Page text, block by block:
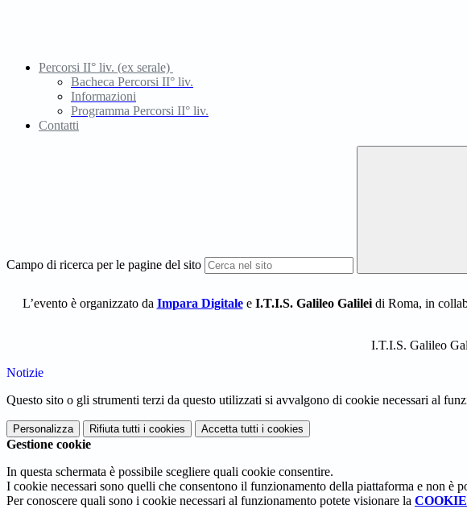
Percorsi II° liv. (ex serale)
Bacheca Percorsi II° liv.
Informazioni
Programma Percorsi II° liv.
Contatti
Campo di ricerca per le pagine del sito
L’evento è organizzato da Impara Digitale e I.T.I.S. Galileo Galilei di Roma, in
I.T.I.S. Galileo
Notizie
Questo sito o gli strumenti terzi da questo utilizzati si avvalgono di cookie necessari al
Personalizza Rifiuta tutti i cookies Accetta tutti i cookies
Gestione cookie
In questa schermata è possibile scegliere quali cookie consentire.
I cookie necessari sono quelli che consentono il funzionamento della piattaforma e non è
Per conoscere quali sono i cookie necessari al funzionamento potete visionare la